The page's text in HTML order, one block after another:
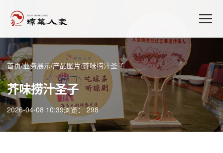
首页/业务展示/产品图片/芥味捞汁圣子
芥味捞汁圣子
2026-04-08 10:39浏览： 298